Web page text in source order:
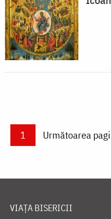
PaginareCurrent page
1 Next page
Următoarea
VIAȚA BISERICII